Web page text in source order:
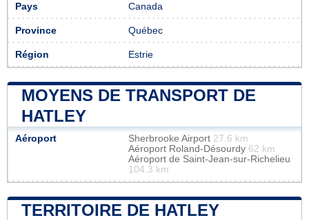
Pays Canada
Province Québec
Région Estrie
MOYENS DE TRANSPORT DE
HATLEY
Aéroport Sherbrooke Airport 27.6 km
Aéroport Roland-Désourdy 62 km
Aéroport de Saint-Jean-sur-Richelieu
104.3 km
TERRITOIRE DE HATLEY